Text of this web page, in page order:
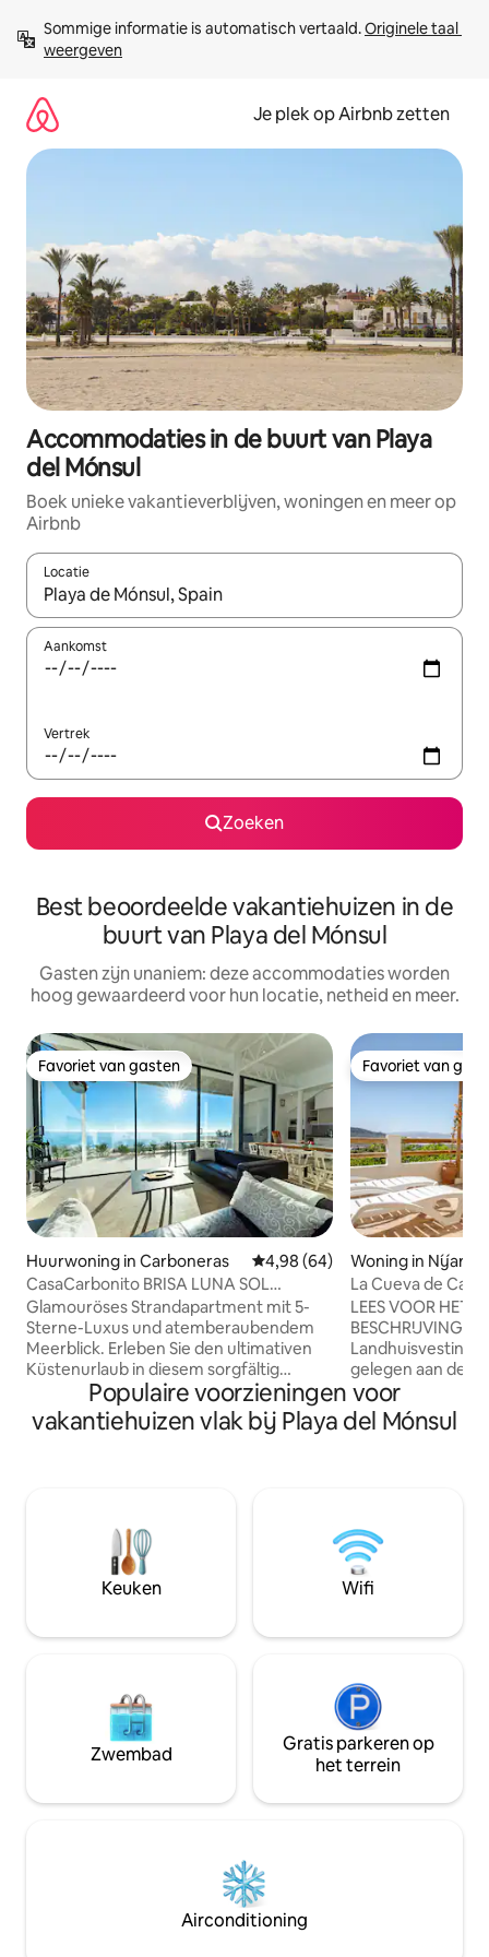
direct
naar
Sommige informatie is automatisch vertaald. Originele taal
weergeven
Je plek op Airbnb zetten
Accommodaties in de buurt van Playa
del Mónsul
Boek unieke vakantieverblijven, woningen en meer op
Airbnb
Locatie
Wanneer er resultaten beschikbaar zijn, maak je een keuze
Aankomst
Vertrek
Zoeken
Best beoordeelde vakantiehuizen in de
buurt van Playa del Mónsul
Gasten zijn unaniem: deze accommodaties worden
hoog gewaardeerd voor hun locatie, netheid en meer.
Favoriet van gasten
Favoriet van gasten
Huurwoning in Carboneras Gemiddelde beoordeling van
4,98 (64)
CasaCarbonito BRISA LUNA SOL
Appartement Carboner...
Glamouröses Strandapartment mit 5-
Sterne-Luxus und atemberaubendem
Meerblick. Erleben Sie den ultimativen
Küstenurlaub in diesem sorgfältig
gestalteten Apartment, wo sich
erstklassiger Luxus mit der idyllischen
Schönheit von Cabo de Gato verbindet.
Hotelerlebnis mit der Privatsphäre Ihres
eigenen Zuhauses. Die Räumlichkeiten:
Jeder Winkel dieses Apartments wurde
mit viel Liebe zum Detail gestaltet, um
zu schaffen. Wohn- und Essbereich: Ein
auf das Mittelmeer übergeht. Große
ausgestattet mit hochwertigen
Geräten, perfekt für längere
Grundnahrungsmittel wie Pasta und
TV mit allen Streaming-Diensten. Jedes
Schlafzimmer besitzt sein eigenes
Sie atemberaubende Sonnenaufgänge
Favoriet van
Favoriet van
Woning in Níjar
La Cueva de
LEES VOOR HET
BESCHRIJVING
Landhuisvesting
gelegen aan de
met twee
in twee
appartement
plaatsvindt. En
de kust, vind je
apotheken,
supermarkten,
Populaire voorzieningen voor
vakantiehuizen vlak bij Playa del Mónsul
Keuken Wifi
Zwembad
Gratis parkeren op
het terrein
Airconditioning